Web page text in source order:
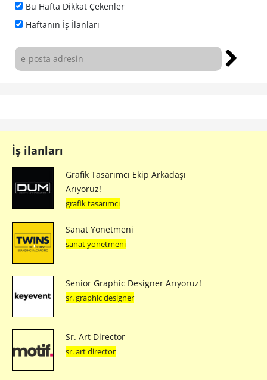
Bu Hafta Dikkat Çekenler
Haftanın İş İlanları
İş ilanları
Grafik Tasarımcı Ekip Arkadaşı
Arıyoruz!
grafik tasarımcı
Sanat Yönetmeni
sanat yönetmeni
Senior Graphic Designer Arıyoruz!
sr. graphic designer
Sr. Art Director
sr. art director